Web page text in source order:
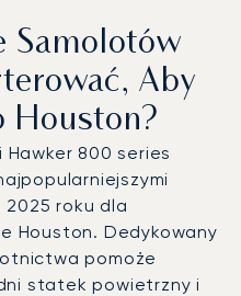
Samolotów
Aby
Houston?
Hawker 800 series
roku dla
Houston. Dedykowany
pomoże
statek powietrzny i